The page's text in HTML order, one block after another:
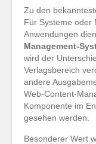
Zu den
Für Systeme oder
Anwendungen
Management-
wird der
Verlagsbereich
andere
Web-Content-
Komponente im
gesehen werden.
Besonderer Wert